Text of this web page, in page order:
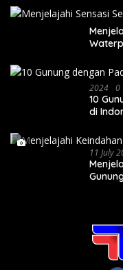
2024 0
10
di
11 July